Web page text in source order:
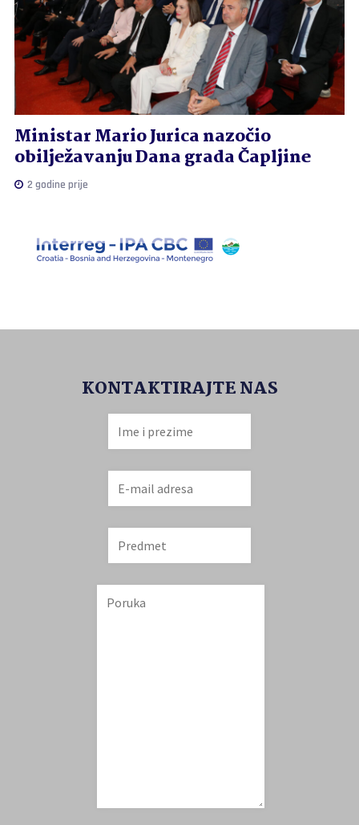
Ministar Mario Jurica nazočio
obilježavanju Dana grada Čapljine
2 godine prije
KONTAKTIRAJTE NAS